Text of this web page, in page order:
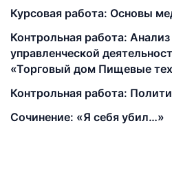
Курсовая работа: Основы
Контрольная работа:
управленческой
«Торговый дом Пищевые
Контрольная работа:
Сочинение: «Я себя убил…»